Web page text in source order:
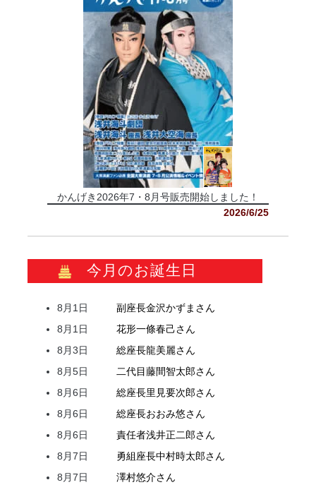
かんげき2026年7・8月号販売開始しました！
2026/6/25
今月のお誕生日
8月1日 副座長金沢かずま さん
8月1日
花形一條春己さん
8月3日
総座長龍美麗さん
8月5日
二代目藤間智太郎さん
8月6日
総座長里見要次郎さん
8月6日
総座長おおみ悠さん
8月6日
責任者浅井正二郎さん
8月7日
勇組座長中村時太郎さん
8月7日
澤村悠介さん